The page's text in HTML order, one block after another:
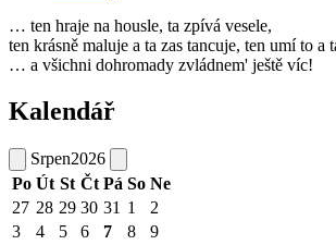
… ten hraje na housle, ta zpívá vesele,
ten krásně maluje a ta zas tancuje, ten umí to a
… a všichni dohromady zvládnem' ještě víc!
Kalendář
Srpen2026
Po Út St Čt Pá So Ne
27 28 29 30 31 1
2
3
4 5 6 7 8
9